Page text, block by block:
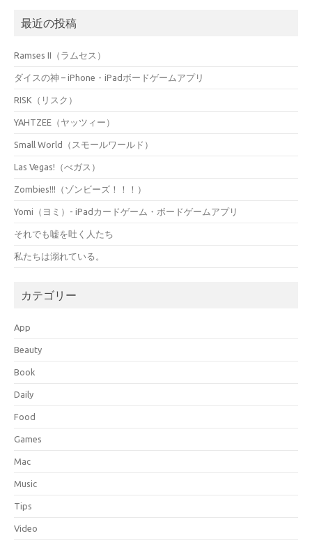
最近の投稿
Ramses II（ラムセス）
ダイスの神 – iPhone・iPadボードゲームアプリ
RISK（リスク）
YAHTZEE（ヤッツィー）
Small World（スモールワールド）
Las Vegas!（べガス）
Zombies!!!（ゾンビーズ！！！）
Yomi（ヨミ）- iPadカードゲーム・ボードゲームアプリ
それでも嘘を吐く人たち
私たちは溺れている。
カテゴリー
App
Beauty
Book
Daily
Food
Games
Mac
Music
Tips
Video